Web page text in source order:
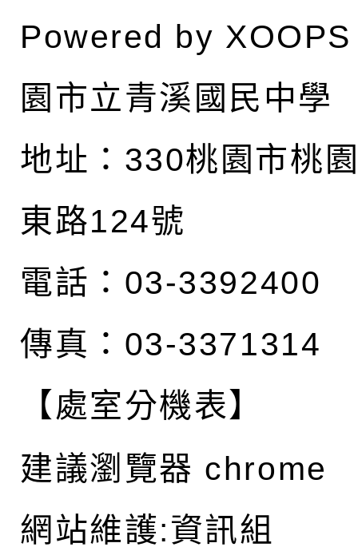
Powered by XOOPS
園市立青溪國民中學
地址： 330桃園市桃
東路124號
電話：03-3392400
傳真：03-3371314
【處室分機表】
建議瀏覽器 chrome
網站維護:資訊組